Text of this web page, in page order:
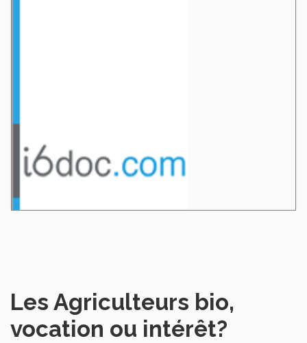
Les Agriculteurs bio,
vocation ou intérêt?